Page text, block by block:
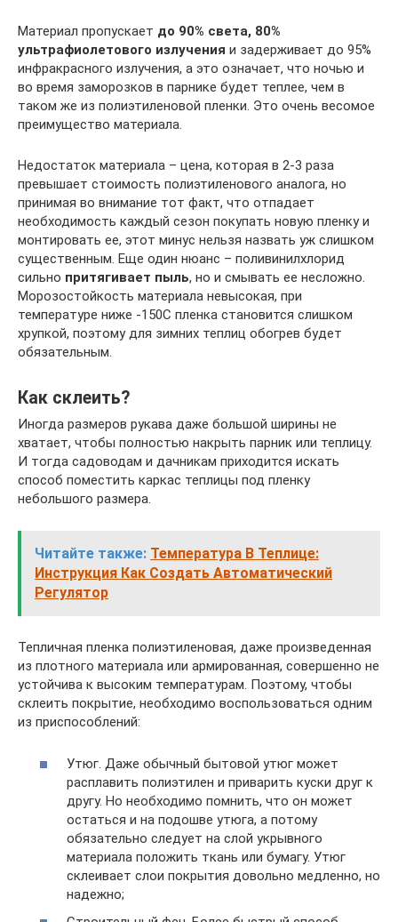
Материал пропускает до 90% света, 80%
ультрафиолетового излучения и задерживает до 95%
инфракрасного излучения, а это означает, что ночью и
во время заморозков в парнике будет теплее, чем в
таком же из полиэтиленовой пленки. Это очень весомое
преимущество материала.
Недостаток материала – цена, которая в 2-3 раза
превышает стоимость полиэтиленового аналога, но
принимая во внимание тот факт, что отпадает
необходимость каждый сезон покупать новую пленку и
монтировать ее, этот минус нельзя назвать уж слишком
существенным. Еще один нюанс – поливинилхлорид
сильно притягивает пыль, но и смывать ее несложно.
Морозостойкость материала невысокая, при
температуре ниже -150С пленка становится слишком
хрупкой, поэтому для зимних теплиц обогрев будет
обязательным.
Как склеить?
Иногда размеров рукава даже большой ширины не
хватает, чтобы полностью накрыть парник или теплицу.
И тогда садоводам и дачникам приходится искать
способ поместить каркас теплицы под пленку
небольшого размера.
Читайте также: Температура В Теплице:
Инструкция Как Создать Автоматический
Регулятор
Тепличная пленка полиэтиленовая, даже произведенная
из плотного материала или армированная, совершенно не
устойчива к высоким температурам. Поэтому, чтобы
склеить покрытие, необходимо воспользоваться одним
из приспособлений:
Утюг. Даже обычный бытовой утюг может
расплавить полиэтилен и приварить куски друг к
другу. Но необходимо помнить, что он может
остаться и на подошве утюга, а потому
обязательно следует на слой укрывного
материала положить ткань или бумагу. Утюг
склеивает слои покрытия довольно медленно, но
надежно;